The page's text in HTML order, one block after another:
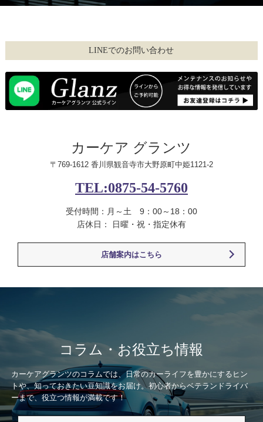
LINEでのお問い合わせ
カーケア グランツ
〒769-1612 香川県観音寺市大野原町中姫1121-2
TEL:0875-54-5760
受付時間：月～土 9：00～18：00
店休日： 日曜・祝・指定休有
店舗案内はこちら
コラム・お役立ち情報
カーケアグランツのコラムでは、日常のカーライフを豊かにするヒン
トや、知っておきたい豆知識をお届け。初心者からベテランドライバ
ーまで、役立つ情報が満載です！